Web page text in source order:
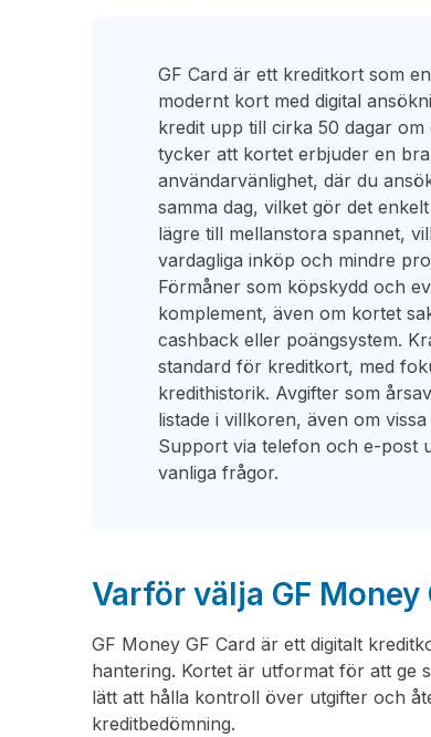
GF Card är ett kreditkort som
modernt kort med digital
kredit upp till cirka 50 dagar
tycker att kortet erbjuder en
användarvänlighet, där du
samma dag, vilket gör det
lägre till mellanstora spannet,
vardagliga inköp och mindre
Förmåner som köpskydd och
komplement, även om kortet
cashback eller poängsystem.
standard för kreditkort, med
kredithistorik. Avgifter som
listade i villkoren, även om
Support via telefon och e-post
vanliga frågor.
Varför välja GF Money
GF Money GF Card är ett digitalt
hantering. Kortet är utformat för att ge
lätt att hålla kontroll över utgifter och
kreditbedömning.